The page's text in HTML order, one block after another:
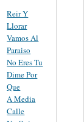
Reir Y
Llorar
Vamos Al
Paraiso
No Eres Tu
Dime Por
Que
A Media
Calle